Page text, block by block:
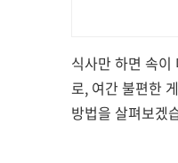
식사만 하면 속
로, 여간 불편한
방법을 살펴보겠